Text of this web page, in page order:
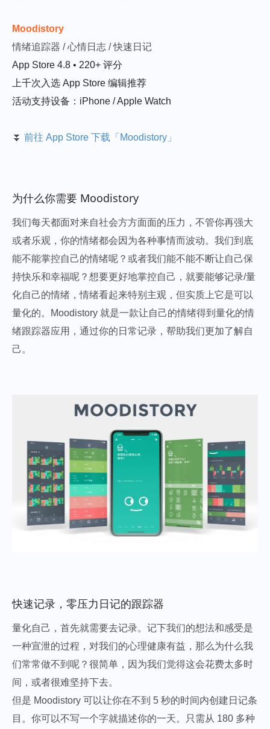
Moodistory
情绪追踪器 / 心情日志 / 快速日记
App Store 4.8 • 220+ 评分
上千次入选 App Store 编辑推荐
活动支持设备：iPhone / Apple Watch
⏬ 前往 App Store 下载「Moodistory」
为什么你需要 Moodistory
我们每天都面对来自社会方方面面的压力，不管你再强大
或者乐观，你的情绪都会因为各种事情而波动。我们到底
能不能掌控自己的情绪呢？或者我们能不能不断让自己保
持快乐和幸福呢？想要更好地掌控自己，就要能够记录/量
化自己的情绪，情绪看起来特别主观，但实质上它是可以
量化的。Moodistory 就是一款让自己的情绪得到量化的情
绪跟踪器应用，通过你的日常记录，帮助我们更加了解自
己。
快速记录，零压力日记的跟踪器
量化自己，首先就需要去记录。记下我们的想法和感受是
一种宣泄的过程，对我们的心理健康有益，那么为什么我
们常常做不到呢？很简单，因为我们觉得这会花费太多时
间，或者很难坚持下去。
但是 Moodistory 可以让你在不到 5 秒的时间内创建日记条
目。你可以不写一个字就描述你的一天。只需从 180 多种